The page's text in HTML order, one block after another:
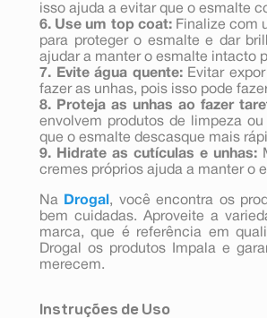
isso ajuda a evitar que o esmalte
6. Use um top coat:Finalize com
para proteger o esmalte e dar
ajudar a manter o esmalte intacto
7. Evite água quente:Evitar expor
fazer as unhas, pois isso pode
8. Proteja as unhas ao fazer
envolvem produtos de limpeza
que o esmalte descasque mais
9. Hidrate as cutículas e unhas:
cremes próprios ajuda a manter o
Na Drogal , você encontra os
bem cuidadas. Aproveite a
marca, que é referência em
Drogal os produtos Impala e
merecem.
Instruções de Uso